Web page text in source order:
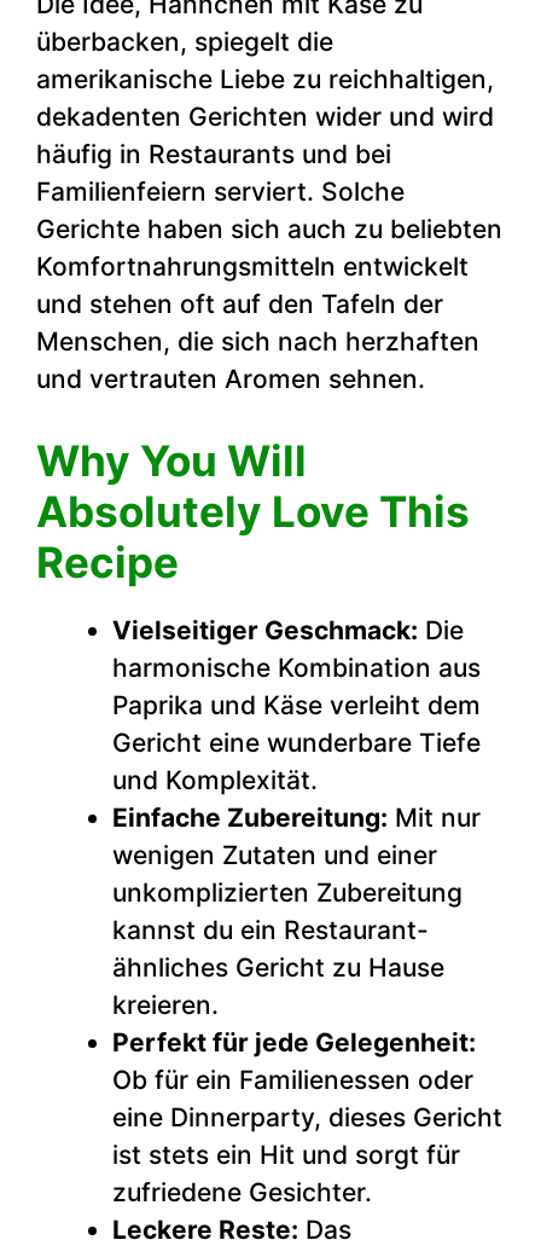
überbacken, spiegelt die
amerikanische Liebe zu reichhaltigen,
dekadenten Gerichten wider und wird
häufig in Restaurants und bei
Familienfeiern serviert. Solche
Gerichte haben sich auch zu beliebten
Komfortnahrungsmitteln entwickelt
und stehen oft auf den Tafeln der
Menschen, die sich nach herzhaften
und vertrauten Aromen sehnen.
Why You Will
Absolutely Love This
Recipe
Vielseitiger Geschmack: Die
harmonische Kombination aus
Paprika und Käse verleiht dem
Gericht eine wunderbare Tiefe
und Komplexität.
Einfache Zubereitung: Mit nur
wenigen Zutaten und einer
unkomplizierten Zubereitung
kannst du ein Restaurant-
ähnliches Gericht zu Hause
kreieren.
Perfekt für jede Gelegenheit:
Ob für ein Familienessen oder
eine Dinnerparty, dieses Gericht
ist stets ein Hit und sorgt für
zufriedene Gesichter.
Leckere Reste: Das